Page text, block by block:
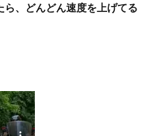
ら、どんどん速度を上げてる